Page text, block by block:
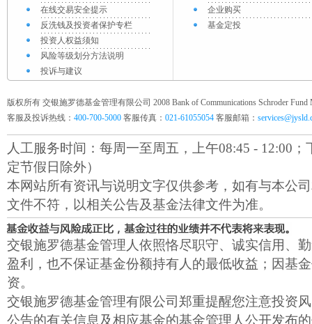
在线交易安全提示
反洗钱及投资者保护专栏
投资人权益须知
风险等级划分方法说明
投诉与建议
企业购买
基金定投
版权所有 交银施罗德基金管理有限公司 2008 Bank of Communications Schroder Fund
客服及投诉热线： 400-700-5000 客服传真： 021-61055054 客服邮箱：
人工服务时间：每周一至周五，上午08:45 - 12:00；
定节假日除外）
本网站所有资讯与说明文字仅供参考，如有与本公
文件不符，以相关公告及基金法律文件为准。
交银施罗德基金管理人依照恪尽职守、诚实信用、
盈利，也不保证基金份额持有人的最低收益；因基
资。
交银施罗德基金管理有限公司郑重提醒您注意投资
公告的有关信息及相应基金的基金管理人公开发布